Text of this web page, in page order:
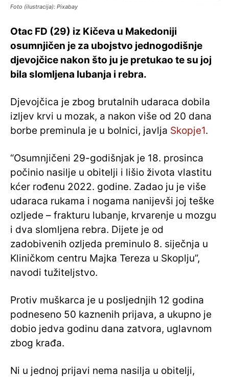
Foto (ilustracija): Pixabay
Otac FD (29) iz Kičeva u Makedoniji
osumnjičen je za ubojstvo jednogodišnje
djevojčice nakon što ju je pretukao te su joj
bila slomljena lubanja i rebra.
Djevojčica je zbog brutalnih udaraca dobila
izljev krvi u mozak, a nakon više od 20 dana
borbe preminula je u bolnici, javlja Skopje1.
“Osumnjičeni 29-godišnjak je 18. prosinca
počinio nasilje u obitelji i lišio života vlastitu
kćer rođenu 2022. godine. Zadao ju je više
udaraca rukama i nogama nanijevši joj teške
ozljede – frakturu lubanje, krvarenje u mozgu
i dva slomljena rebra. Dijete je od
zadobivenih ozljeda preminulo 8. siječnja u
Kliničkom centru Majka Tereza u Skoplju”,
navodi tužiteljstvo.
Protiv muškarca je u posljednjih 12 godina
podneseno 50 kaznenih prijava, a ukupno je
dobio jedva godinu dana zatvora, uglavnom
zbog krađa.
Ni u jednoj prijavi nema nasilja u obitelji,